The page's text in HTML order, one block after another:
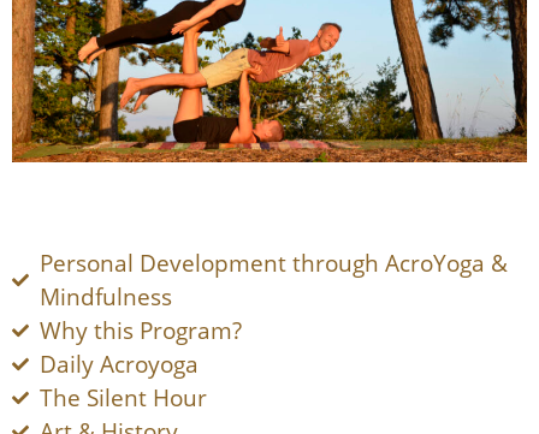
Personal Development through AcroYoga &
Mindfulness
Why this Program?
Daily Acroyoga
The Silent Hour